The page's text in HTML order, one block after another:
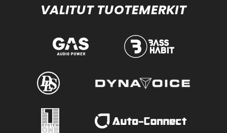
VALITUT TUOTEMERKIT